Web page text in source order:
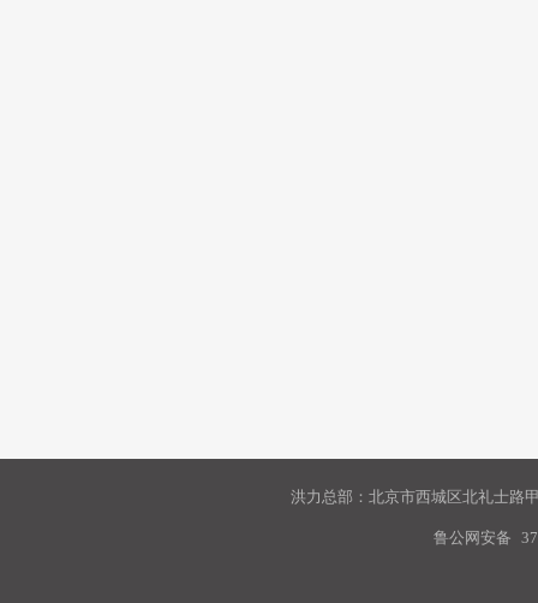
洪力总部：北京市西城区北礼士路
鲁公网安备